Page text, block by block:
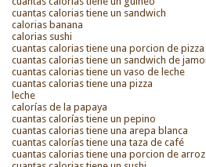
cuantas calorias tiene un sandwich
calorias banana
calorias sushi
cuantas calorias tiene una porcion de pizza
cuantas calorias tiene un sandwich de
cuantas calorias tiene un vaso de leche
cuantas calorias tiene una pizza
leche
calorías de la papaya
cuantas calorías tiene un pepino
cuantas calorias tiene una arepa blanca
cuantas calorías tiene una taza de café
cuantas calorias tiene una porcion de arroz